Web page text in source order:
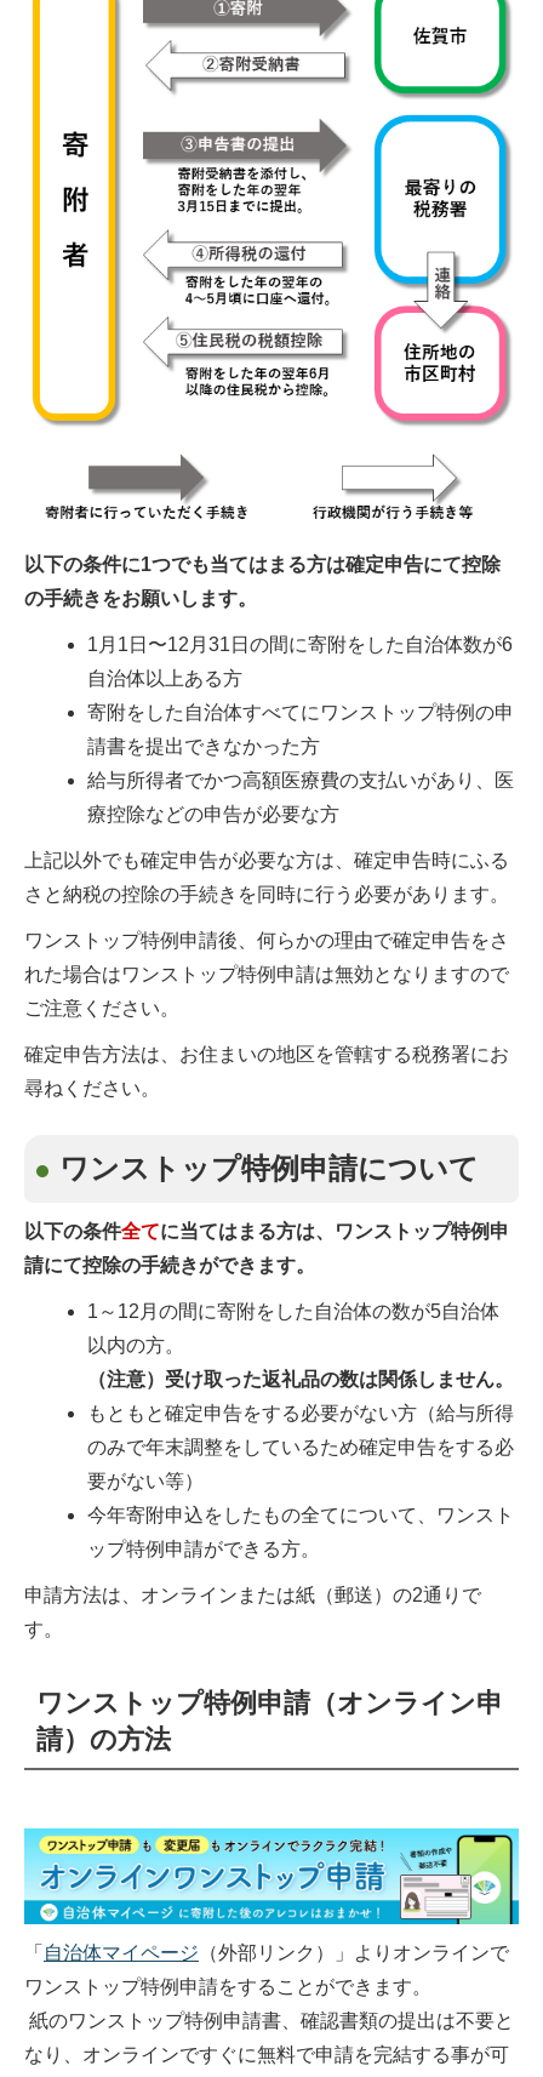
以下の条件に1つでも当てはまる方は確定申告にて控除
の手続きをお願いします。
1月1日〜12月31日の間に寄附をした自治体数が6
自治体以上ある方
寄附をした自治体すべてにワンストップ特例の申
請書を提出できなかった方
給与所得者でかつ高額医療費の支払いがあり、医
療控除などの申告が必要な方
上記以外でも確定申告が必要な方は、確定申告時にふる
さと納税の控除の手続きを同時に行う必要があります。
ワンストップ特例申請後、何らかの理由で確定申告をさ
れた場合はワンストップ特例申請は無効となりますので
ご注意ください。
確定申告方法は、お住まいの地区を管轄する税務署にお
尋ねください。
ワンストップ特例申請について
以下の条件全てに当てはまる方は、ワンストップ特例申
請にて控除の手続きができます。
1～12月の間に寄附をした自治体の数が5自治体
以内の方。
（注意）受け取った返礼品の数は関係しません。
もともと確定申告をする必要がない方（給与所得
のみで年末調整をしているため確定申告をする必
要がない等）
今年寄附申込をしたもの全てについて、ワンスト
ップ特例申請ができる方。
申請方法は、オンラインまたは紙（郵送）の2通りで
す。
ワンストップ特例申請（オンライン申
請）の方法
「 自治体マイページ （外部リンク）
」よりオンラインで
ワンストップ特例申請をすることができます。
紙のワンストップ特例申請書、確認書類の提出は不要と
なり、オンラインですぐに無料で申請を完結する事が可